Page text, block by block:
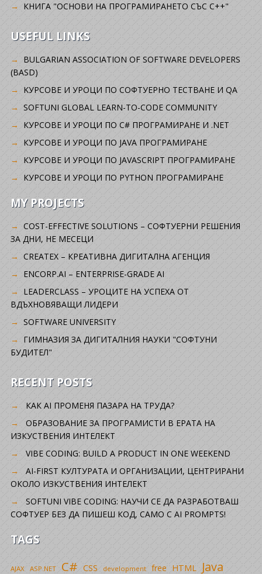
КНИГА "ОСНОВИ НА ПРОГРАМИРАНЕТО СЪС C++"
USEFUL LINKS
BULGARIAN ASSOCIATION OF SOFTWARE DEVELOPERS
(BASD)
KУРСОВЕ И УРОЦИ ПО СОФТУЕРНО ТЕСТВАНЕ И QA
SOFTUNI GLOBAL LEARN-TO-CODE COMMUNITY
КУРСОВЕ И УРОЦИ ПО C# ПРОГРАМИРАНЕ И .NET
КУРСОВЕ И УРОЦИ ПО JAVA ПРОГРАМИРАНЕ
КУРСОВЕ И УРОЦИ ПО JAVASCRIPT ПРОГРАМИРАНЕ
КУРСОВЕ И УРОЦИ ПО PYTHON ПРОГРАМИРАНЕ
MY PROJECTS
COST-EFFECTIVE SOLUTIONS – СОФТУЕРНИ РЕШЕНИЯ
ЗА ДНИ, НЕ МЕСЕЦИ
CREATEX – КРЕАТИВНА ДИГИТАЛНА АГЕНЦИЯ
ENCORP.AI – ENTERPRISE-GRADE AI
LEADERCLASS – УРОЦИТЕ НА УСПЕХА ОТ
ВДЪХНОВЯВАЩИ ЛИДЕРИ
SOFTWARE UNIVERSITY
ГИМНАЗИЯ ЗА ДИГИТАЛНИЯ НАУКИ "СОФТУНИ
БУДИТЕЛ"
RECENT POSTS
КАК AI ПРОМЕНЯ ПАЗАРА НА ТРУДА?
ОБРАЗОВАНИЕ ЗА ПРОГРАМИСТИ В ЕРАТА НА
ИЗКУСТВЕНИЯ ИНТЕЛЕКТ
VIBE CODING: BUILD A PRODUCT IN ONE WEEKEND
AI-FIRST КУЛТУРАТА И ОРГАНИЗАЦИИ, ЦЕНТРИРАНИ
ОКОЛО ИЗКУСТВЕНИЯ ИНТЕЛЕКТ
SOFTUNI VIBE CODING: НАУЧИ СЕ ДА РАЗРАБОТВАШ
СОФТУЕР БЕЗ ДА ПИШЕШ КОД, САМО С AI PROMPTS!
TAGS
AJAX ASP.NET C# CSS development free HTML Java